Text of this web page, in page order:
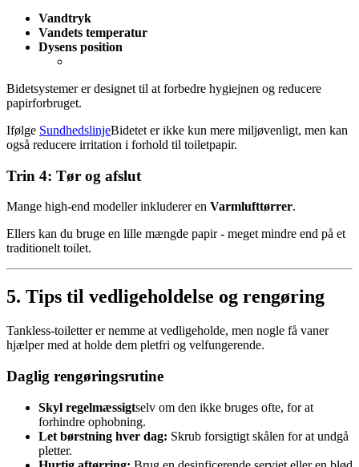
Vandtryk
Vandets temperatur
Dysens position
Bidetsystemer er designet til at forbedre hygiejnen og reducere
papirforbruget.
Ifølge SundhedslinjeBidetet er ikke kun mere miljøvenligt, men kan
også reducere irritation i forhold til toiletpapir.
Trin 4: Tør og afslut
Mange high-end modeller inkluderer en Varmlufttørrer.
Ellers kan du bruge en lille mængde papir - meget mindre end på et
traditionelt toilet.
5. Tips til vedligeholdelse og rengøring
Tankless-toiletter er nemme at vedligeholde, men nogle få vaner
hjælper med at holde dem pletfri og velfungerende.
Daglig rengøringsrutine
Skyl regelmæssigtselv om den ikke bruges ofte, for at
forhindre ophobning.
Let børstning hver dag: Skrub forsigtigt skålen for at undgå
pletter.